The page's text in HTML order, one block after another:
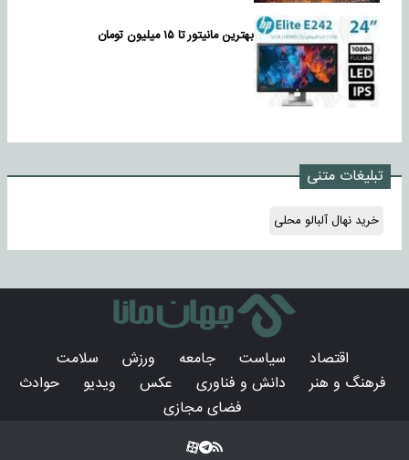
بهترین مانیتور تا ۱۵ میلیون تومان
تبلیغات متنی
خرید نهال آلبالو محلی
اقتصاد سیاست جامعه ورزش
سلامت
فرهنگ و هنر
دانش و فناوری عکس ویدیو
حوادث
فضای مجازی